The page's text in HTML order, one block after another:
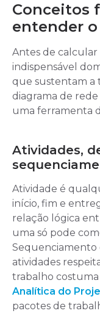
Conceitos
entender
Antes de calcular
indispensável
que sustentam a
diagrama de
uma ferramenta
Atividades,
Atividade é
início, fim e
relação lógica
uma só pode
Sequenciamento
atividades
trabalho
Analítica do
pacotes de